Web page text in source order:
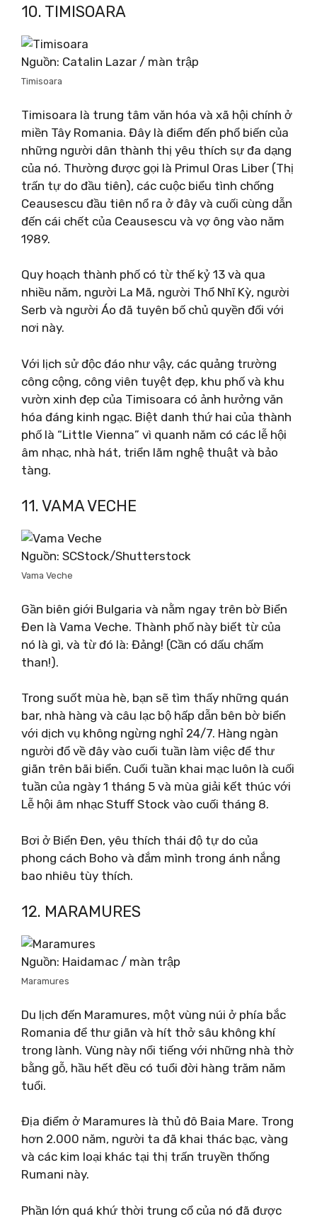
10. TIMISOARA
Nguồn: Catalin Lazar / màn trập
Timisoara
Timisoara là trung tâm văn hóa và xã hội chính ở
miền Tây Romania. Đây là điểm đến phổ biến của
những người dân thành thị yêu thích sự đa dạng
của nó. Thường được gọi là Primul Oras Liber (Thị
trấn tự do đầu tiên), các cuộc biểu tình chống
Ceausescu đầu tiên nổ ra ở đây và cuối cùng dẫn
đến cái chết của Ceausescu và vợ ông vào năm
1989.
Quy hoạch thành phố có từ thế kỷ 13 và qua
nhiều năm, người La Mã, người Thổ Nhĩ Kỳ, người
Serb và người Áo đã tuyên bố chủ quyền đối với
nơi này.
Với lịch sử độc đáo như vậy, các quảng trường
công cộng, công viên tuyệt đẹp, khu phố và khu
vườn xinh đẹp của Timisoara có ảnh hưởng văn
hóa đáng kinh ngạc. Biệt danh thứ hai của thành
phố là “Little Vienna” vì quanh năm có các lễ hội
âm nhạc, nhà hát, triển lãm nghệ thuật và bảo
tàng.
11. VAMA VECHE
Nguồn: SCStock/Shutterstock
Vama Veche
Gần biên giới Bulgaria và nằm ngay trên bờ Biển
Đen là Vama Veche. Thành phố này biết từ của
nó là gì, và từ đó là: Đảng! (Cần có dấu chấm
than!).
Trong suốt mùa hè, bạn sẽ tìm thấy những quán
bar, nhà hàng và câu lạc bộ hấp dẫn bên bờ biển
với dịch vụ không ngừng nghỉ 24/7. Hàng ngàn
người đổ về đây vào cuối tuần làm việc để thư
giãn trên bãi biển. Cuối tuần khai mạc luôn là cuối
tuần của ngày 1 tháng 5 và mùa giải kết thúc với
Lễ hội âm nhạc Stuff Stock vào cuối tháng 8.
Bơi ở Biển Đen, yêu thích thái độ tự do của
phong cách Boho và đắm mình trong ánh nắng
bao nhiêu tùy thích.
12. MARAMURES
Nguồn: Haidamac / màn trập
Maramures
Du lịch đến Maramures, một vùng núi ở phía bắc
Romania để thư giãn và hít thở sâu không khí
trong lành. Vùng này nổi tiếng với những nhà thờ
bằng gỗ, hầu hết đều có tuổi đời hàng trăm năm
tuổi.
Địa điểm ở Maramures là thủ đô Baia Mare. Trong
hơn 2.000 năm, người ta đã khai thác bạc, vàng
và các kim loại khác tại thị trấn truyền thống
Rumani này.
Phần lớn quá khứ thời trung cổ của nó đã được